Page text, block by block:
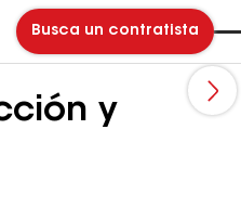
Busca un contratista
y